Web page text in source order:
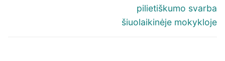
pilietiškumo svarba
šiuolaikinėje mokykloje